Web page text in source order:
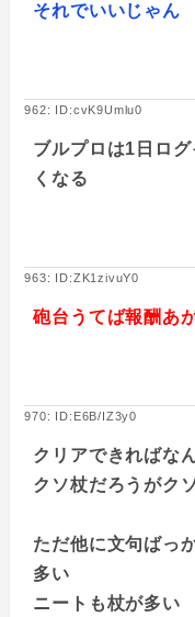
それでいいじゃん
962: ID:cvK9Umlu0
ブルプロは1日ロ
くなる
963: ID:ZK1zivuY0
砲台うてば報酬あ
970: ID:E6B/IZ3y0
クリアできればな
クソ杖だろうがク
ただ他に文句ばっ
多い
ニートも杖が多い